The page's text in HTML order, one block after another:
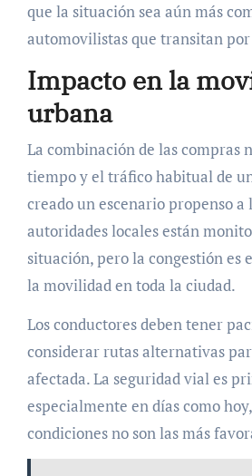
que la situación sea aún más
automovilistas que transitan
Impacto en la
urbana
La combinación de las compras
tiempo y el tráfico habitual de
creado un escenario propenso a
autoridades locales están
situación, pero la congestión es
la movilidad en toda la ciudad.
Los conductores deben tener
considerar rutas alternativas
afectada. La seguridad vial es
especialmente en días como
condiciones no son las más